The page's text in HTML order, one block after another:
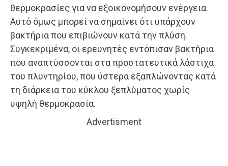
θερμοκρασίες για να εξοικονομήσουν ενέργεια.
Αυτό όμως μπορεί να σημαίνει ότι υπάρχουν
βακτήρια που επιβιώνουν κατά την πλύση.
Συγκεκριμένα, οι ερευνητές εντόπισαν βακτήρια
που αναπτύσσονται στα προστατευτικά λάστιχα
του πλυντηρίου, που ύστερα εξαπλώνοντας κατά
τη διάρκεια του κύκλου ξεπλύματος χωρίς
υψηλή θερμοκρασία.
Advertisment